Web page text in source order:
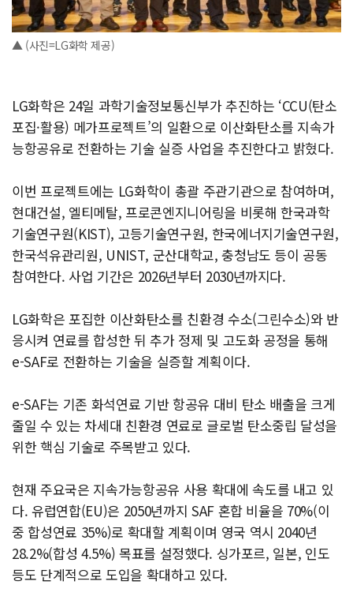
▲ (사진=LG화학 제공)
LG화학은 24일 과학기술정보통신부가 추진하는 ‘CCU(탄소
포집·활용) 메가프로젝트’의 일환으로 이산화탄소를 지속가
능항공유로 전환하는 기술 실증 사업을 추진한다고 밝혔다.
이번 프로젝트에는 LG화학이 총괄 주관기관으로 참여하며,
현대건설, 엘티메탈, 프로콘엔지니어링을 비롯해 한국과학
기술연구원(KIST), 고등기술연구원, 한국에너지기술연구원,
한국석유관리원, UNIST, 군산대학교, 충청남도 등이 공동
참여한다. 사업 기간은 2026년부터 2030년까지다.
LG화학은 포집한 이산화탄소를 친환경 수소(그린수소)와 반
응시켜 연료를 합성한 뒤 추가 정제 및 고도화 공정을 통해
e-SAF로 전환하는 기술을 실증할 계획이다.
e-SAF는 기존 화석연료 기반 항공유 대비 탄소 배출을 크게
줄일 수 있는 차세대 친환경 연료로 글로벌 탄소중립 달성을
위한 핵심 기술로 주목받고 있다.
현재 주요국은 지속가능항공유 사용 확대에 속도를 내고 있
다. 유럽연합(EU)은 2050년까지 SAF 혼합 비율을 70%(이
중 합성연료 35%)로 확대할 계획이며 영국 역시 2040년
28.2%(합성 4.5%) 목표를 설정했다. 싱가포르, 일본, 인도
등도 단계적으로 도입을 확대하고 있다.